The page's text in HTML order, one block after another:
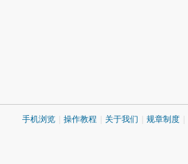
手机浏览 操作教程 关于我们 规章制度